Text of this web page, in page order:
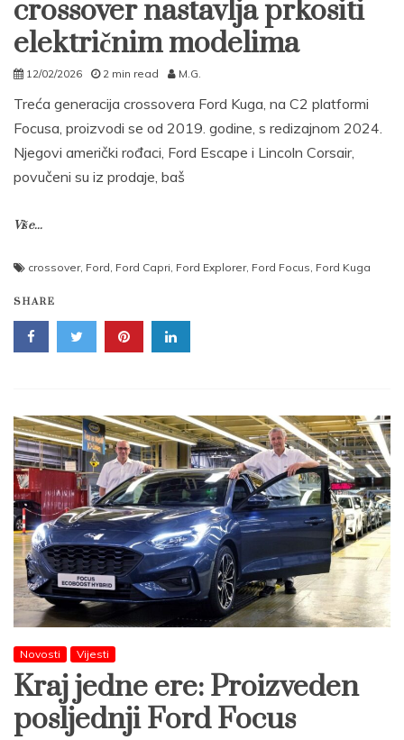
crossover nastavlja prkositi
električnim modelima
12/02/2026 2 min read M.G.
Treća generacija crossovera Ford Kuga, na C2 platformi
Focusa, proizvodi se od 2019. godine, s redizajnom 2024.
Njegovi američki rođaci, Ford Escape i Lincoln Corsair,
povučeni su iz prodaje, baš
Više...
crossover, Ford, Ford Capri, Ford Explorer, Ford Focus, Ford Kuga
SHARE
Novosti Vijesti
Kraj jedne ere: Proizveden
posljednji Ford Focus